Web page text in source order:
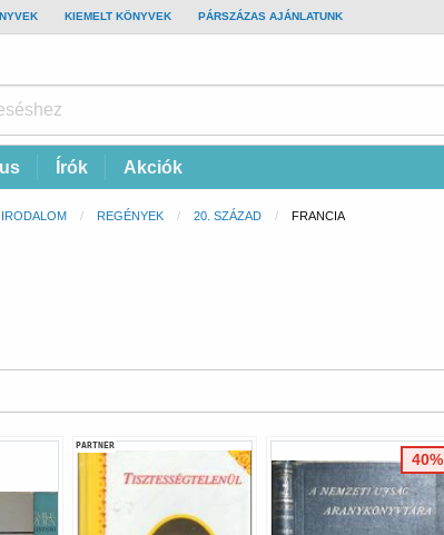
KIEMELT KÖNYVEK PÁRSZÁZAS AJÁNLATUNK
Írók Akciók
REGÉNYEK 20. SZÁZAD CURRENT:
FRANCIA
PARTNER
40%